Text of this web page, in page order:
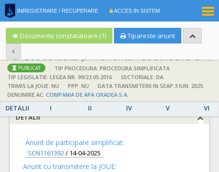
INREGISTRARE / RECUPERARE ACCES IN SISTEM
Documente constatatoare (1) Tipareste anunt
; Achizitie atribuita prin anunturi de atribuire la anuntul simplificat
PUBLICAT
TIP PROCEDURA: PROCEDURA SIMPLIFICATA
TIP LEGISLATIE: LEGEA NR. 99/23.05.2016
SECTORIALE: DA
TRIMIS LA JOUE: NU
PPP: NU
DATA TRANSMITERII IN SEAP:3 IUN. 2025
DENUMIRE AC: COMPANIA DE APA ORADEA S.A.
DETALII I II IV V
VI
DETALII
Anunt de participare simplificat:
SCN1161392/ 14-04-2025
Anunt cu transmitere la JOUE: